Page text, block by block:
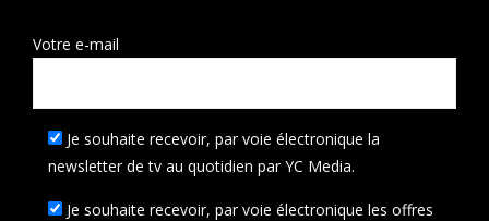
Votre e-mail
Je souhaite recevoir, par voie électronique la
newsletter de tv au quotidien par YC Media.
Je souhaite recevoir, par voie électronique les offres